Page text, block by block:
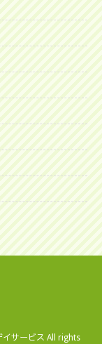
サービス All rights